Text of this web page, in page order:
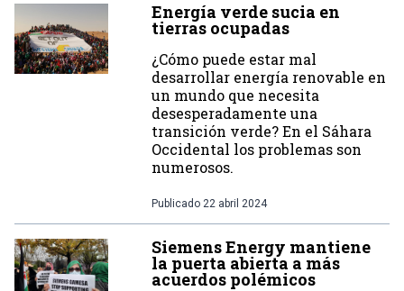
Energía verde sucia en
tierras ocupadas
¿Cómo puede estar mal
desarrollar energía renovable en
un mundo que necesita
desesperadamente una
transición verde? En el Sáhara
Occidental los problemas son
numerosos.
Publicado 22 abril 2024
Siemens Energy mantiene
la puerta abierta a más
acuerdos polémicos